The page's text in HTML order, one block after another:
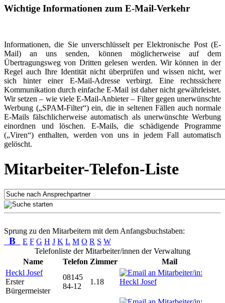
Wichtige Informationen zum E-Mail-Verkehr
Informationen, die Sie unverschlüsselt per Elektronische Post (E-
Mail) an uns senden, können möglicherweise auf dem
Übertragungsweg von Dritten gelesen werden. Wir können in der
Regel auch Ihre Identität nicht überprüfen und wissen nicht, wer
sich hinter einer E-Mail-Adresse verbirgt. Eine rechtssichere
Kommunikation durch einfache E-Mail ist daher nicht gewährleistet.
Wir setzen – wie viele E-Mail-Anbieter – Filter gegen unerwünschte
Werbung („SPAM-Filter“) ein, die in seltenen Fällen auch normale
E-Mails fälschlicherweise automatisch als unerwünschte Werbung
einordnen und löschen. E-Mails, die schädigende Programme
(„Viren“) enthalten, werden von uns in jedem Fall automatisch
gelöscht.
Mitarbeiter-Telefon-Liste
Sprung zu den Mitarbeitern mit dem Anfangsbuchstaben:
B E F G H J K L M O R S W
Telefonliste der Mitarbeiter/innen der Verwaltung
Name
Telefon Zimmer
Mail
Heckl Josef
Erster
Bürgermeister
08145
84-12
1.18